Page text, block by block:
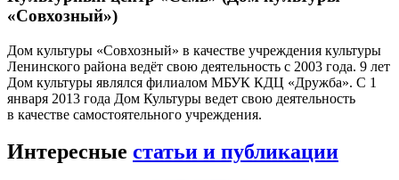
«Совхозный»)
Дом культуры «Совхозный» в качестве учреждения культуры
Ленинского района ведёт свою деятельность с 2003 года. 9 лет
Дом культуры являлся филиалом МБУК КДЦ «Дружба». С 1
января 2013 года Дом Культуры ведет свою деятельность
в качестве самостоятельного учреждения.
Интересные статьи и публикации